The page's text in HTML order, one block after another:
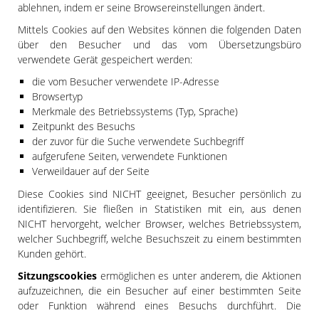
ablehnen, indem er seine Browsereinstellungen ändert.
Mittels Cookies auf den Websites können die folgenden Daten
über den Besucher und das vom Übersetzungsbüro
verwendete Gerät gespeichert werden:
die vom Besucher verwendete IP-Adresse
Browsertyp
Merkmale des Betriebssystems (Typ, Sprache)
Zeitpunkt des Besuchs
der zuvor für die Suche verwendete Suchbegriff
aufgerufene Seiten, verwendete Funktionen
Verweildauer auf der Seite
Diese Cookies sind NICHT geeignet, Besucher persönlich zu
identifizieren. Sie fließen in Statistiken mit ein, aus denen
NICHT hervorgeht, welcher Browser, welches Betriebssystem,
welcher Suchbegriff, welche Besuchszeit zu einem bestimmten
Kunden gehört.
Sitzungscookies ermöglichen es unter anderem, die Aktionen
aufzuzeichnen, die ein Besucher auf einer bestimmten Seite
oder Funktion während eines Besuchs durchführt. Die